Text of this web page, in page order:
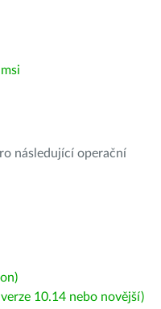
následující operační
10.14 nebo novější)